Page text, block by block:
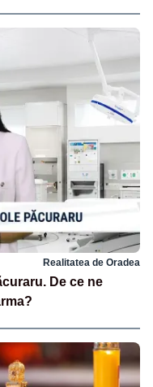
Realitatea de Oradea
De ce ne